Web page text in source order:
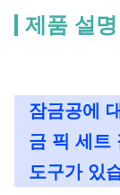
제품 설명
잠금공에
금 픽 세트
도구가 있